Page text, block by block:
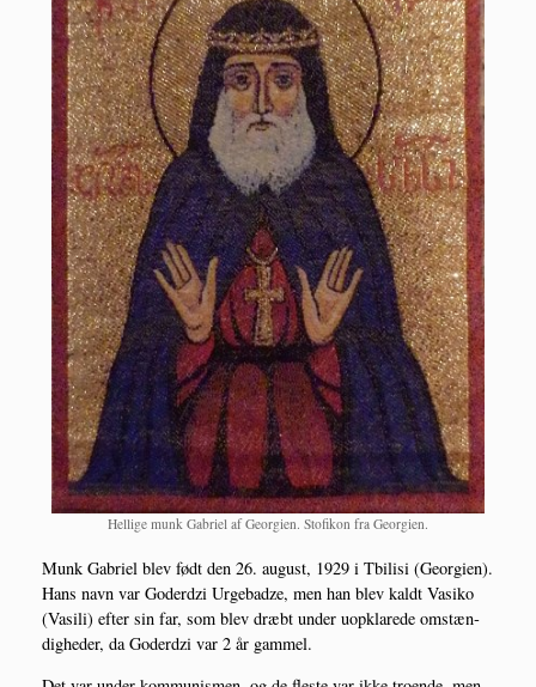
Hel­li­ge munk Gabri­el af Geor­gi­en. Sto­fi­kon fra Georgien.
Munk Gabri­el blev født den 26. august, 1929 i Tbi­li­si (Geor­gi­en).
Hans navn var Goderdzi Urge­badze, men han blev kaldt Vasi­ko
(Vasi­li) efter sin far, som blev dræbt under uopkla­re­de omstæn­
dig­he­der, da Goderdzi var 2 år gammel.